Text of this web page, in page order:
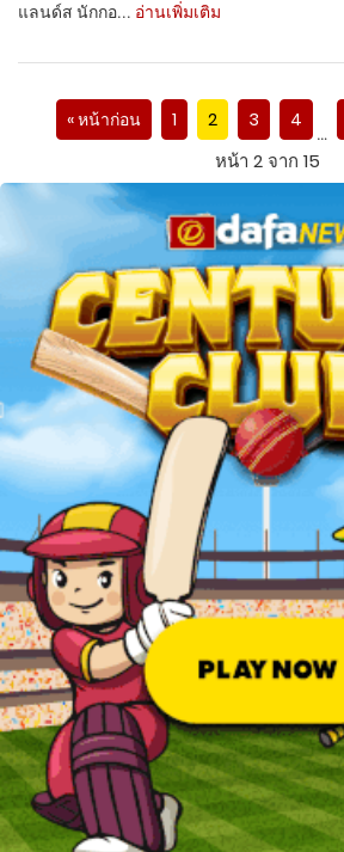
แลนด์ส นักกอ... อ่านเพิ่มเติม
« หน้าก่อน 1 2 3 4
…
หน้า 2 จาก 15